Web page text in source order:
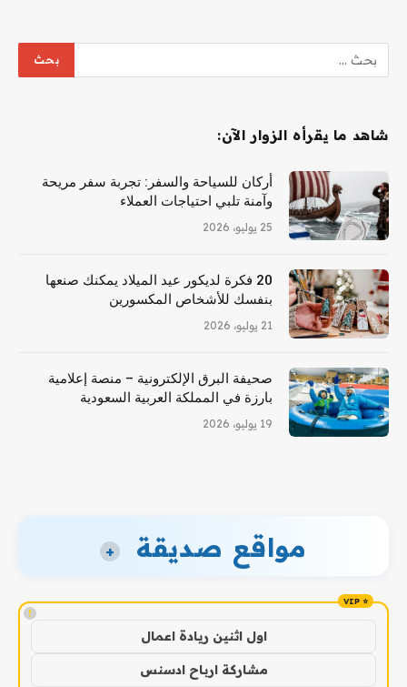
شاهد ما يقرأه الزوار الآن:
أركان للسياحة والسفر: تجربة سفر مريحة
وآمنة تلبي احتياجات العملاء
25 يوليو، 2026
20 فكرة لديكور عيد الميلاد يمكنك صنعها
بنفسك للأشخاص المكسورين
21 يوليو، 2026
صحيفة البرق الإلكترونية – منصة إعلامية
بارزة في المملكة العربية السعودية
19 يوليو، 2026
مواقع صديقة +
!
اول اثنين ريادة اعمال
مشاركة ارباح ادسنس